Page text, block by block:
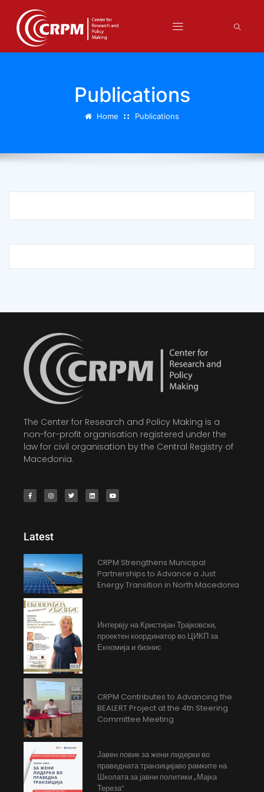
Publications
Home Publications
The Center for Research and Policy Making is a
non-for-profit organisation registered under the
law for civil organisation by the Central Registry of
Macedonia.
Latest
CRPM Strengthens Municipal
Partnerships to Advance a Just
Energy Transition in North Macedonia
Интервју на Кристијан Трајковски,
проектен координатор во ЦИКП за
Екномија и бизнис
CRPM Contributes to Advancing the
BEALERT Project at the 4th Steering
Committee Meeting
Јавен повик за жени лидерки во
праведната транзицијаво рамките на
Школата за јавни политики „Мајка
Тереза“